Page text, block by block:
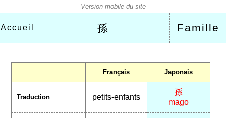
Accueil 孫 Famille
Français Japonais
Traduction petits-enfants
孫
mago